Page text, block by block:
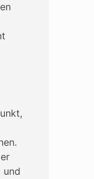
und